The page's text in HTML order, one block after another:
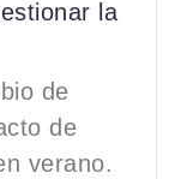
la
de
de
verano.